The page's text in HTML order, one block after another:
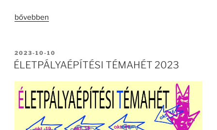
„Hajnóczy
bővebben
BEKÜLDVE:
2023-10-10
ÉLETPÁLYAÉPÍTÉSI TÉMAHÉT 2023